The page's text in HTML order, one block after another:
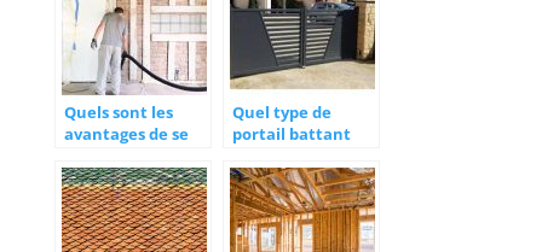
Quels sont les
avantages de se
renovation
energetique ?
Quel type de
portail battant